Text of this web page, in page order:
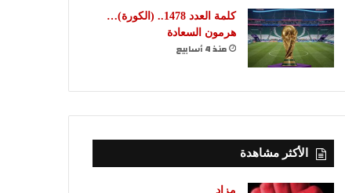
كلمة العدد 1478.. (الكورة)…
هرمون السعادة
منذ 4 أسابيع
الأكثر مشاهدة
مزاد